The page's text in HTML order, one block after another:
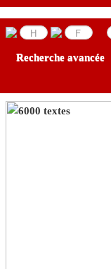
LES ANNONCES
Recherche avancée